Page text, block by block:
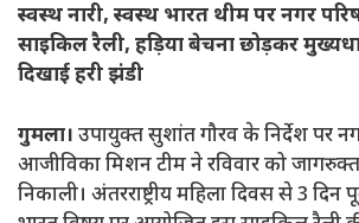
स्वस्थ नारी, स्वस्थ भारत थीम पर नगर
साइकिल रैली, हड़िया बेचना छोड़कर
दिखाई हरी झंडी
गुमला। उपायुक्त सुशांत गौरव के निर्देश पर
आजीविका मिशन टीम ने रविवार को
निकाली। अंतरराष्ट्रीय महिला दिवस से 3 दिन